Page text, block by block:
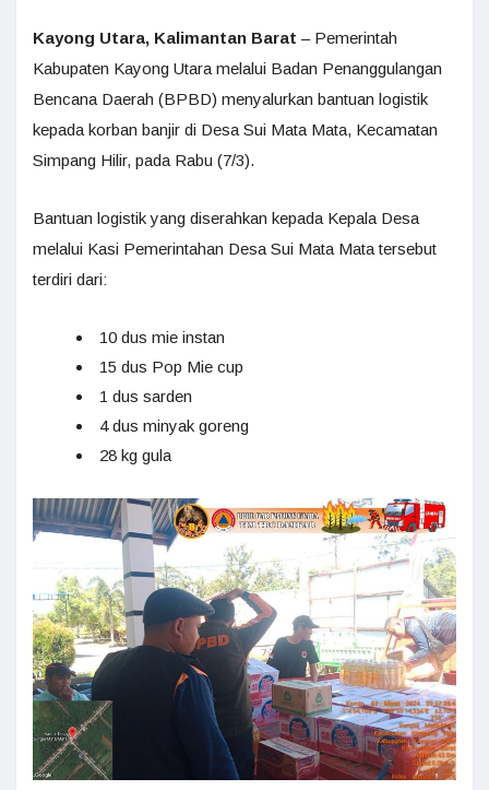
Kayong Utara, Kalimantan Barat – Pemerintah
Kabupaten Kayong Utara melalui Badan Penanggulangan
Bencana Daerah (BPBD) menyalurkan bantuan logistik
kepada korban banjir di Desa Sui Mata Mata, Kecamatan
Simpang Hilir, pada Rabu (7/3).
Bantuan logistik yang diserahkan kepada Kepala Desa
melalui Kasi Pemerintahan Desa Sui Mata Mata tersebut
terdiri dari:
10 dus mie instan
15 dus Pop Mie cup
1 dus sarden
4 dus minyak goreng
28 kg gula